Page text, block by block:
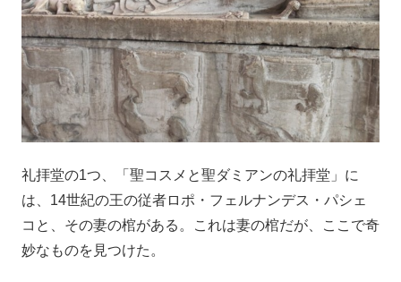
礼拝堂の1つ、「聖コスメと聖ダミアンの礼拝堂」に
は、14世紀の王の従者ロポ・フェルナンデス・パシェ
コと、その妻の棺がある。これは妻の棺だが、ここで奇
妙なものを見つけた。